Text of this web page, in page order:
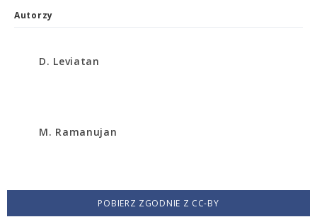
Autorzy
D. Leviatan
M. Ramanujan
POBIERZ ZGODNIE Z CC-BY